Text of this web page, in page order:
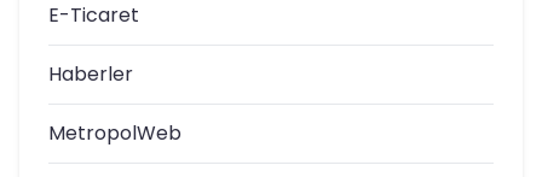
E-Ticaret
Haberler
MetropolWeb